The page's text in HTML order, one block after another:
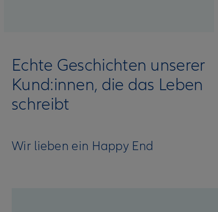
Echte Geschichten unserer
Kund:innen, die das Leben
schreibt
Wir lieben ein Happy End